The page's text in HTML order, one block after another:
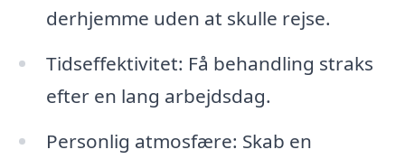
derhjemme uden at skulle rejse.
Tidseffektivitet: Få behandling straks
efter en lang arbejdsdag.
Personlig atmosfære: Skab en